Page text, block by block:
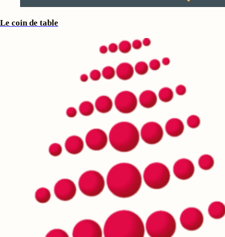
Le coin de table